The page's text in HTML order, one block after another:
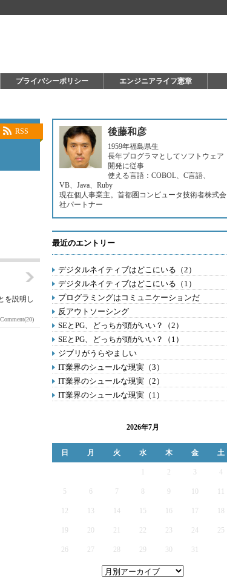
プライバシーポリシー エンジニアライフ憲章
RSS
を説明し
Comment(20)
後藤和彦
1959年福島県生
長年プログラマとしてソフトウェア
開発に従事
使える言語：COBOL、C言語、
VB、Java、Ruby
現在個人事業主。首都圏コンピュータ技術者株式会
社パートナー
最近のエントリー
デジタルネイティブはどこにいる（2）
デジタルネイティブはどこにいる（1）
プログラミングはコミュニケーションだ
反アウトソーシング
SEとPG、どっちが頭がいい？（2）
SEとPG、どっちが頭がいい？（1）
ジブリがうらやましい
IT業界のシュールな現実（3）
IT業界のシュールな現実（2）
IT業界のシュールな現実（1）
2026年7月
日 月 火 水 木 金 土
2 3 4
5 6 7 9
12 13 14 15 16 17
19 20 21 22 23 24 25
26 27 28 29 30 31